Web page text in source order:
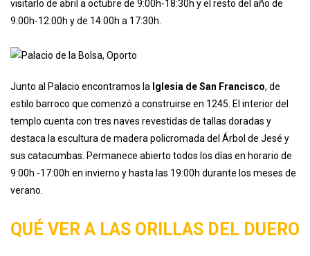
actual de la Asociación de Comercio de Oporto, es uno de los
edificios más bellos de la ciudad. Fue levantado sobre un antiguo
patio central y varias salas ricamente decoradas. Es posible
9:00h-12:00h y de 14:00h a 17:30h.
Junto al Palacio encontramos laIglesia de San Francisco, de
estilo barroco que comenzó a construirse en 1245. El interior del
templo cuenta con tres naves revestidas de tallas doradas y
sus catacumbas. Permanece abierto todos los días en horario de